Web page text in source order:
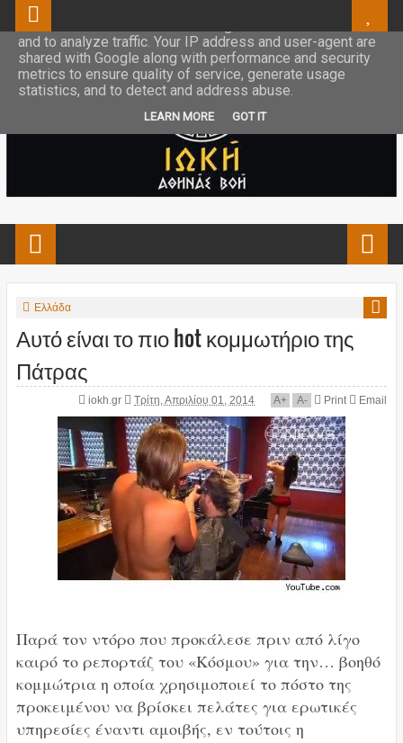
Ελλάδα
Αυτό είναι το πιο hot κομμωτήριο της
Πάτρας
iokh.gr Τρίτη, Απριλίου 01, 2014 A+ A- Print Email
Παρά τον ντόρο που προκάλεσε πριν από λίγο
καιρό το ρεπορτάζ του «Κόσμου» για την… βοηθό
κομμώτρια η οποία χρησιμοποιεί το πόστο της
προκειμένου να βρίσκει πελάτες για ερωτικές
υπηρεσίες έναντι αμοιβής, εν τούτοις η
This site uses cookies from Google to deliver its services
and to analyze traffic. Your IP address and user-agent are
shared with Google along with performance and security
metrics to ensure quality of service, generate usage
statistics, and to detect and address abuse.
LEARN MORE GOT IT